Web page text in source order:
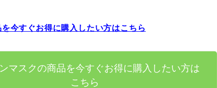
今すぐお得に購入したい方はこちら
マスクの商品を今すぐお得に購入したい方は
こちら